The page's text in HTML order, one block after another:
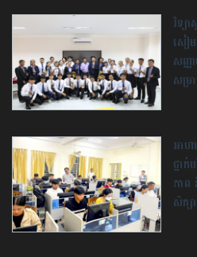
វិទ្យ
សៀម
សញ្ញ
សម្រ
អាហ
ថ្នា
ភាព
សិក្